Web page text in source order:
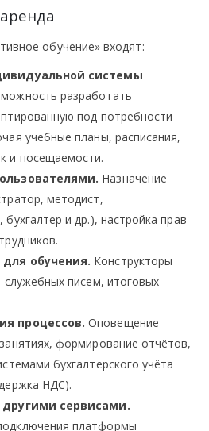
обучение» входят:
системы
разработать
под потребности
учебные планы, расписания,
и посещаемости.
Назначение
методист,
бухгалтер и др.), настройка прав
обучения. Конструкторы
служебных писем, итоговых
процессов. Оповещение
формирование отчётов,
бухгалтерского учёта
НДС).
другими сервисами.
платформы